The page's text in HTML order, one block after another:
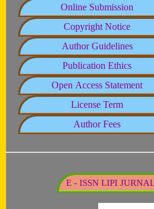
Online Submission
Copyright Notice
Author Guidelines
Publication Ethics
Open Access Statement
License Term
Author Fees
E - ISSN LIPI